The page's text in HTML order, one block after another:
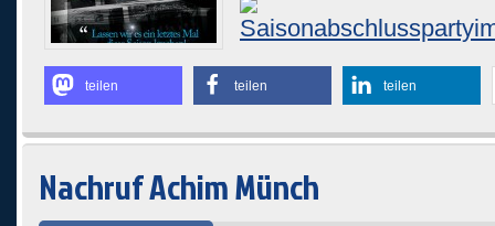
teilen teilen teilen
Nachruf Achim Münch